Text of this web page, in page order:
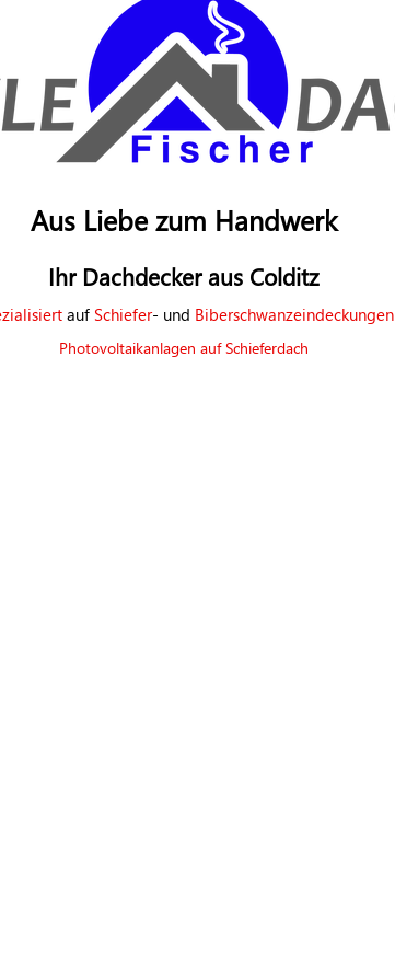
Aus Liebe zum Handwerk
Ihr Dachdecker aus Colditz
auf Schiefer- und Biberschwanzeindeckungen
Photovoltaikanlagen auf Schieferdach